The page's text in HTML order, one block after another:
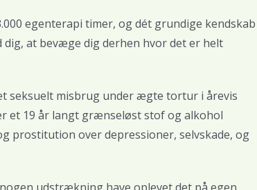
egenterapi timer, og dét grundige kendskab
at bevæge dig derhen hvor det er helt
seksuelt misbrug under ægte tortur i årevis
et 19 år langt grænseløst stof og alkohol
prostitution over depressioner, selvskade, og
udstrækning have oplevet det på egen